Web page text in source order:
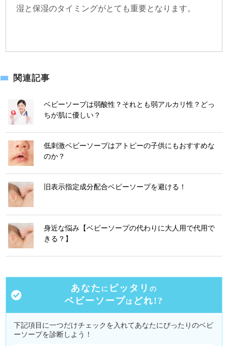
湿と保湿のタイミングがとても重要となります。
関連記事
ベビーソープは弱酸性？それとも弱アルカリ性？どっ
ちが肌に優しい？
低刺激ベビーソープはアトピーの子供にもおすすめな
のか？
旧表示指定成分配合ベビーソープを避ける！
身近な悩み【ベビーソープの代わりに大人用で代用で
きる？】
あなた に ピッタリ の
ベビーソープは どれ!?
下記項目に一つだけチェックを入れてあなたにぴったりのベビ
ーソープを診断しよう！